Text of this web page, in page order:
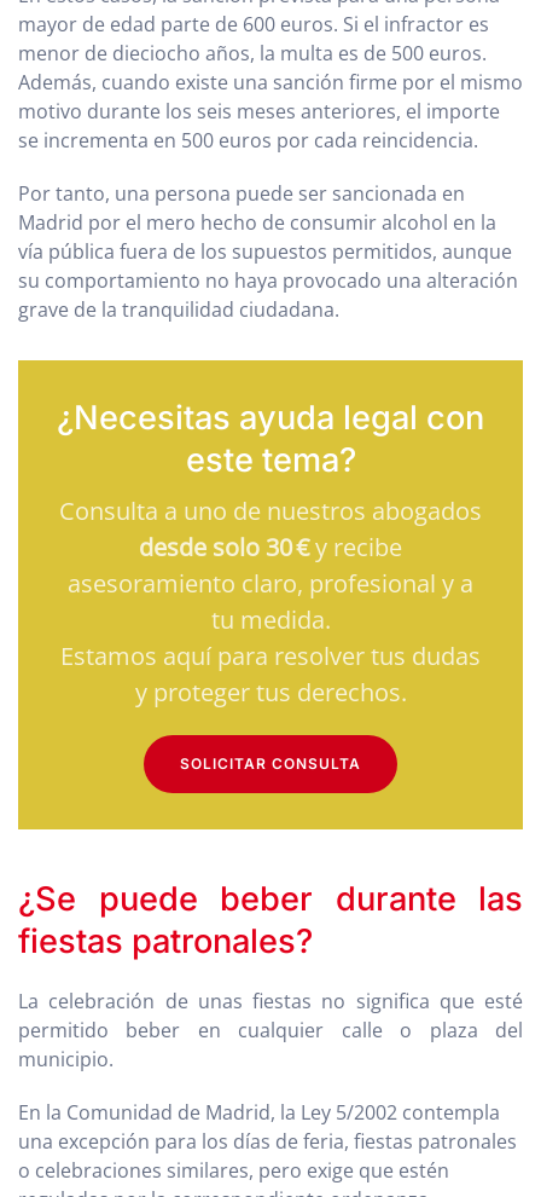
mayor de edad parte de 600 euros. Si el infractor es
menor de dieciocho años, la multa es de 500 euros.
Además, cuando existe una sanción firme por el mismo
motivo durante los seis meses anteriores, el importe
se incrementa en 500 euros por cada reincidencia.
Por tanto, una persona puede ser sancionada en
Madrid por el mero hecho de consumir alcohol en la
vía pública fuera de los supuestos permitidos, aunque
su comportamiento no haya provocado una alteración
grave de la tranquilidad ciudadana.
¿Necesitas ayuda legal con
este tema?
Consulta a uno de nuestros abogados
desde solo 30 €y recibe
asesoramiento claro, profesional y a
tu medida.
Estamos aquí para resolver tus dudas
y proteger tus derechos.
SOLICITAR CONSULTA
¿Se puede beber durante las
fiestas patronales?
La celebración de unas fiestas no significa que esté
permitido beber en cualquier calle o plaza del
municipio.
En la Comunidad de Madrid, la Ley 5/2002 contempla
una excepción para los días de feria, fiestas patronales
o celebraciones similares, pero exige que estén